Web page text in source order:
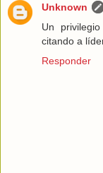
Unknown
Un
citando a
Responder